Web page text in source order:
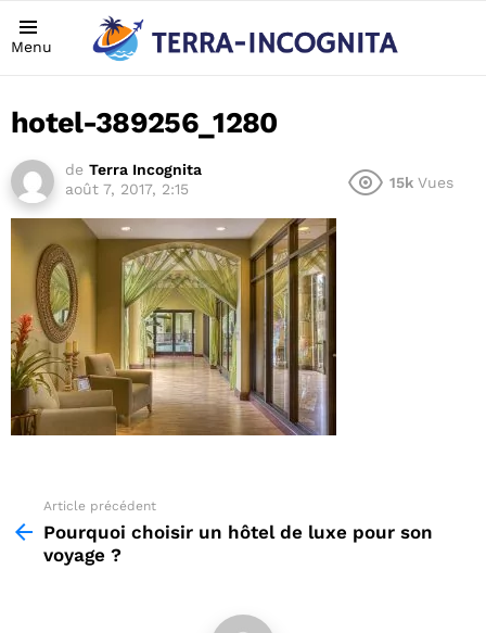
Menu
hotel-389256_1280
de Terra Incognita
août 7, 2017, 2:15
15k Vues
more
Article précédent
Pourquoi choisir un hôtel de luxe pour son
voyage ?